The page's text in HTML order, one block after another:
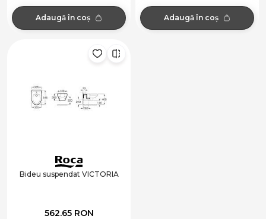
Adaugă în coș Adaugă în coș
Bideu suspendat VICTORIA
562.65 RON